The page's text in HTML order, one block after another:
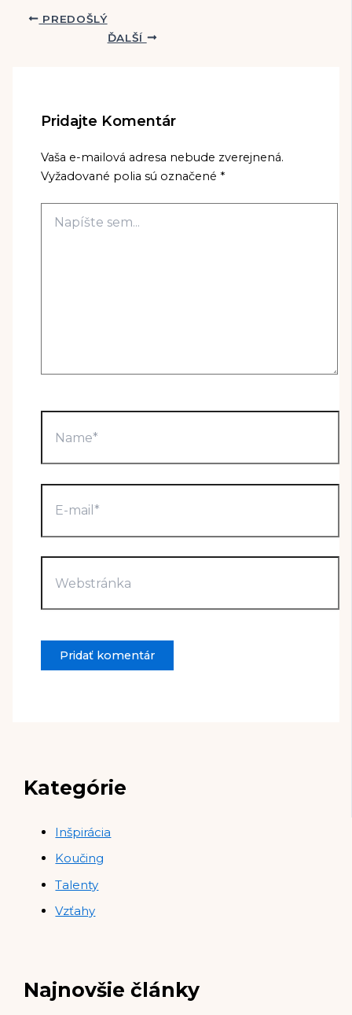
PREDOŠLÝ
ĎALŠÍ
Pridajte Komentár
Vaša e-mailová adresa nebude zverejnená.
Vyžadované polia sú označené *
sem...
mail*
Kategórie
Inšpirácia
Koučing
Talenty
Vzťahy
Najnovšie články